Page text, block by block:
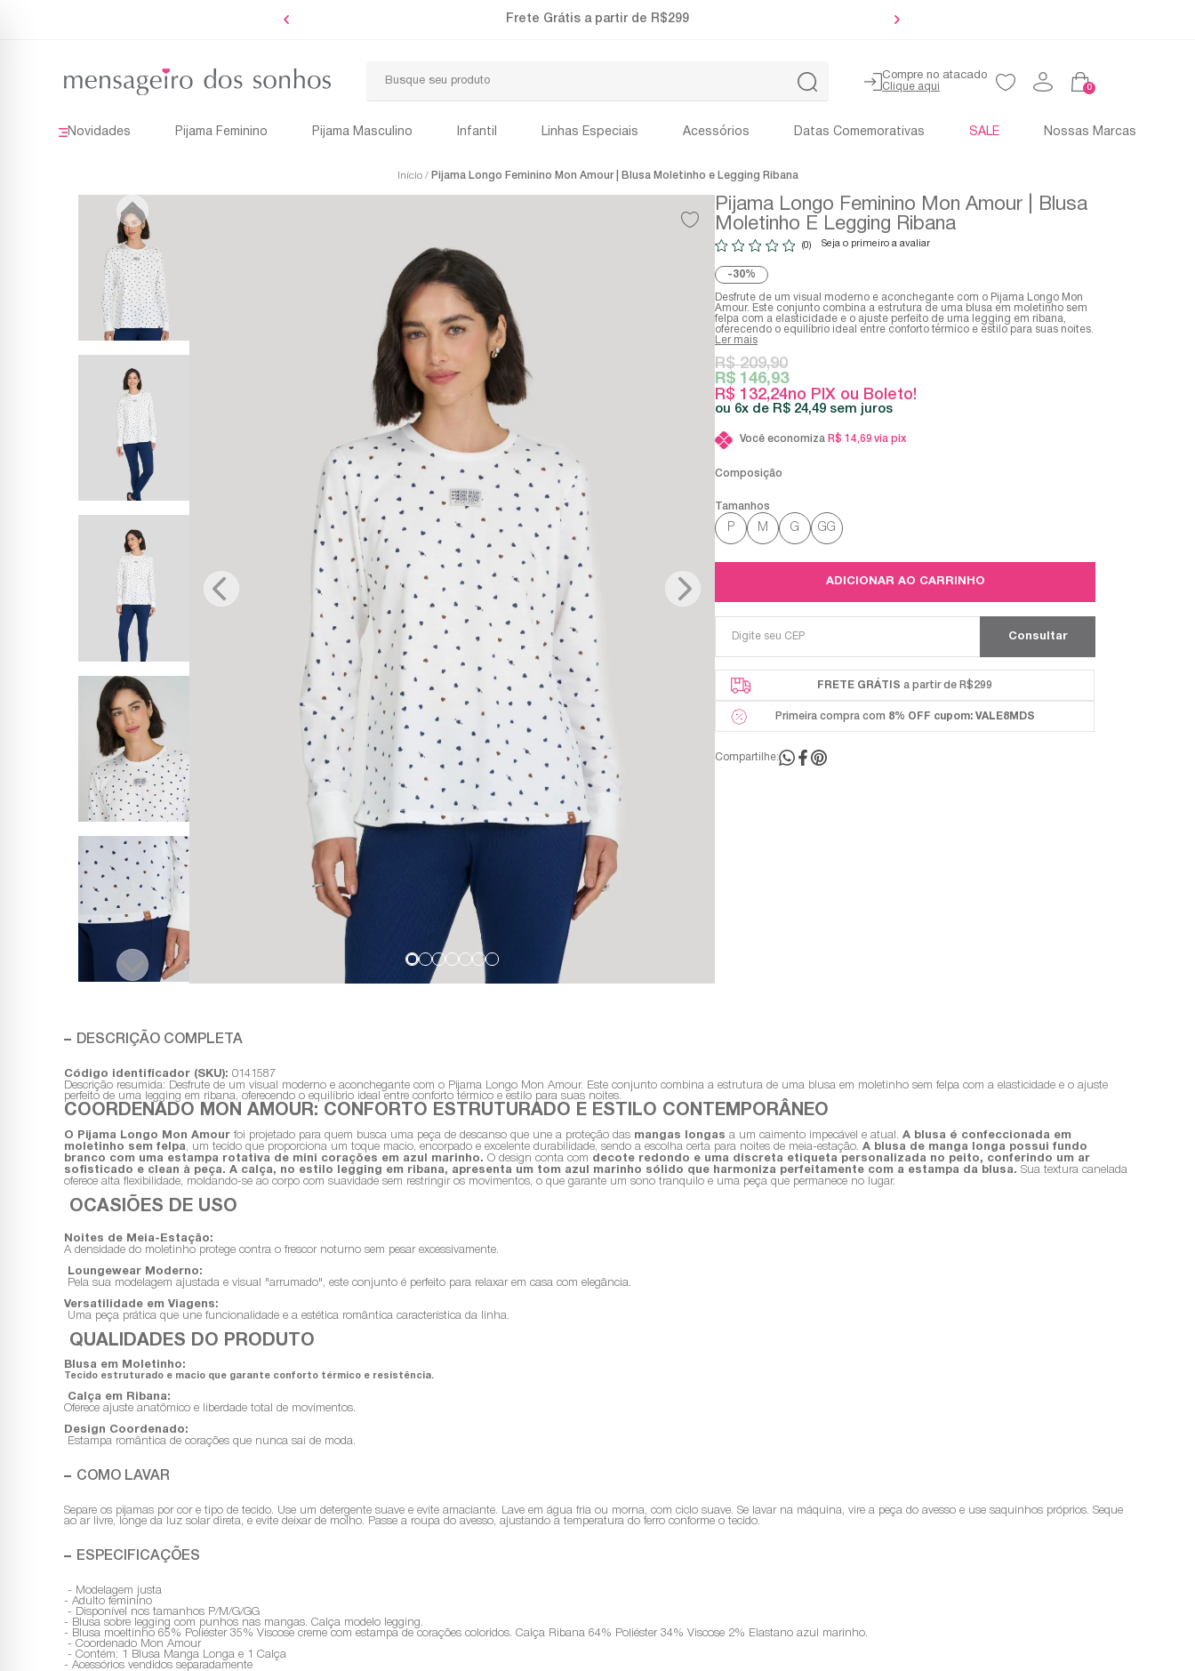
Frete Grátis a partir de R$299
Compre no atacado
0
Novidades Pijama Feminino Pijama Masculino Infantil Linhas Especiais Acessórios Datas Comemorativas SALE Nossas Marcas
Início Pijama Longo Feminino Mon Amour | Blusa Moletinho e Legging Ribana
Pijama Longo Feminino Mon Amour | Blusa
Moletinho E Legging Ribana
(0) Seja o primeiro a avaliar
30%
Desfrute de um visual moderno e aconchegante com o Pijama Longo Mon
Amour. Este conjunto combina a estrutura de uma blusa em moletinho sem
felpa com a elasticidade e o ajuste perfeito de uma legging em ribana,
oferecendo o equilíbrio ideal entre conforto térmico e estilo para suas noites.
Ler mais
R$ 132,24no PIX ou Boleto!
R$ 209,90
R$ 146,93
6x R$ 24,49 sem juros
Você economiza R$ 14,69 via pix
Composição
P M G GG
ADICIONAR AO CARRINHO
FRETE GRÁTIS a partir de R$299
Primeira compra com 8% OFF cupom: VALE8MDS
Compartilhe:
DESCRIÇÃO COMPLETA
Código identificador (SKU): 0141587
Descrição resumida: Desfrute de um visual moderno e aconchegante com o Pijama Longo Mon Amour. Este conjunto combina a estrutura de uma blusa em moletinho sem felpa com a elasticidade e o ajuste
perfeito de uma legging em ribana, oferecendo o equilíbrio ideal entre conforto térmico e estilo para suas noites.
COORDENADO MON AMOUR: CONFORTO ESTRUTURADO E ESTILO CONTEMPORÂNEO
O Pijama Longo Mon Amour foi projetado para quem busca uma peça de descanso que une a proteção das mangas longas a um caimento impecável e atual. A blusa é confeccionada em
moletinho sem felpa , um tecido que proporciona um toque macio, encorpado e excelente durabilidade, sendo a escolha certa para noites de meia-estação.
A blusa de manga longa possui fundo
branco com uma estampa rotativa de mini corações em azul marinho. O design conta com decote redondo e uma discreta etiqueta personalizada no peito, conferindo um ar
sofisticado e clean à peça. A calça, no estilo legging em ribana, apresenta um tom azul marinho sólido que harmoniza perfeitamente com a estampa da blusa. Sua textura canelada
oferece alta flexibilidade, moldando-se ao corpo com suavidade sem restringir os movimentos, o que garante um sono tranquilo e uma peça que permanece no lugar.
OCASIÕES DE USO
Noites de Meia-Estação:
A densidade do moletinho protege contra o frescor noturno sem pesar excessivamente.
Loungewear Moderno:
Pela sua modelagem ajustada e visual "arrumado", este conjunto é perfeito para relaxar em casa com elegância.
Versatilidade em Viagens:
Uma peça prática que une funcionalidade e a estética romântica característica da linha.
QUALIDADES DO PRODUTO
Blusa em Moletinho:
Tecido estruturado e macio que garante conforto térmico e resistência.
Calça em Ribana:
Oferece ajuste anatômico e liberdade total de movimentos.
Design Coordenado:
Estampa romântica de corações que nunca sai de moda.
COMO LAVAR
Separe os pijamas por cor e tipo de tecido. Use um detergente suave e evite amaciante. Lave em água fria ou morna, com ciclo suave. Se lavar na máquina, vire a peça do avesso e use saquinhos próprios. Seque
ao ar livre, longe da luz solar direta, e evite deixar de molho. Passe a roupa do avesso, ajustando a temperatura do ferro conforme o tecido.
ESPECIFICAÇÕES
- Modelagem justa
- Adulto feminino
- Disponível nos tamanhos P/M/G/GG
- Blusa sobre legging com punhos nas mangas. Calça modelo legging.
- Blusa moeltinho 65% Poliéster 35% Viscose creme com estampa de corações coloridos. Calça Ribana 64% Poliéster 34% Viscose 2% Elastano azul marinho.
- Coordenado Mon Amour
- Contém: 1 Blusa Manga Longa e 1 Calça
- Acessórios vendidos separadamente